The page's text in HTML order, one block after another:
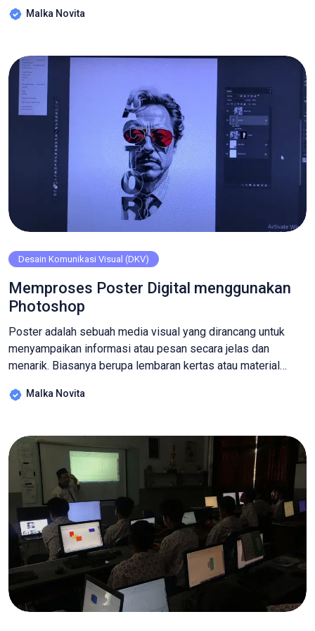
Bisa berupa lukisan digital, seni vektor, seni 3d, manipulasi
dll. Menggambar dalam teknologi […]
Malka Novita
Desain Komunikasi Visual (DKV)
Memproses Poster Digital menggunakan
Photoshop
Poster adalah sebuah media visual yang dirancang untuk
menyampaikan informasi atau pesan secara jelas dan
menarik. Biasanya berupa lembaran kertas atau material
promosi, pendidikan, atau penyuluhan. Poster terbagi dalam
poster manual (cetakan) adalah Lithografi, yaitu poster yang
proses pembuatannya […]
Malka Novita